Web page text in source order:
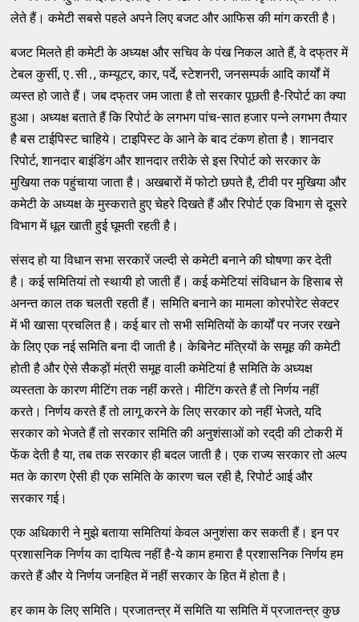
लेते हैं। कमेटी सबसे पहले अपने लिए बजट और आफिस की मांग करती है।
बजट मिलते ही कमेटी के अध्‍यक्ष और सचिव के पंख निकल आते हैं, वे दफ्‌तर में
टेबल कुर्सी, ए․सी․, कम्‍यूटर, कार, पर्दे, स्‍टेशनरी, जनसम्‍पर्क आदि कार्यों में
व्‍यस्‍त हो जाते हैं। जब दफ्‌तर जम जाता है तो सरकार पूछती है-रिपोर्ट का क्‍या
हुआ। अध्‍यक्ष बताते हैं कि रिपोर्ट के लगभग पांच-सात हजार पन्‍ने लगभग तैयार
है बस टाईपिस्‍ट चाहिये। टाइपिस्‍ट के आने के बाद टंकण होता है। शानदार
रिपोर्ट, शानदार बाइंडिंग और शानदार तरीके से इस रिपोर्ट को सरकार के
मुखिया तक पहुंचाया जाता है। अखबारों में फोटो छपते है, टीवी पर मुखिया और
कमेटी के अध्‍यक्ष के मुस्‍कराते हुए चेहरे दिखते हैं और रिपोर्ट एक विभाग से दूसरे
विभाग में धूल खाती हुई घूमती रहती है।
संसद हो या विधान सभा सरकारें जल्‍दी से कमेटी बनाने की घोषणा कर देती
है। कई समितियां तो स्‍थायी हो जाती हैं। कई कमेटियां संविधान के हिसाब से
अनन्‍त काल तक चलती रहती हैं। समिति बनाने का मामला कोरपोरेट सेक्‍टर
में भी खासा प्रचलित है। कई बार तो सभी समितियों के कार्यों पर नजर रखने
के लिए एक नई समिति बना दी जाती है। केबिनेट मंत्रियों के समूह की कमेटी
होती है और ऐसे सैकड़ों मंत्री समूह वाली कमेटियां है समिति के अध्‍यक्ष
व्‍यस्‍तता के कारण मीटिंग तक नहीं करते। मीटिंग करते हैं तो निर्णय नहीं
करते। निर्णय करते हैं तो लागू करने के लिए सरकार को नहीं भेजते, यदि
सरकार को भेजते हैं तो सरकार समिति की अनुशंसाओं को रद्‌दी की टोकरी में
फेंक देती है या, तब तक सरकार ही बदल जाती है। एक राज्‍य सरकार तो अल्‍प
मत के कारण ऐसी ही एक समिति के कारण चल रही है, रिपोर्ट आई और
सरकार गई।
एक अधिकारी ने मुझे बताया समितियां केवल अनुशंसा कर सकती हैं। इन पर
प्रशासनिक निर्णय का दायित्‍व नहीं है-ये काम हमारा है प्रशासनिक निर्णय हम
करते हैं और ये निर्णय जनहित में नहीं सरकार के हित में होता है।
हर काम के लिए समिति। प्रजातन्‍त्र में समिति या समिति में प्रजातन्‍त्र कुछ